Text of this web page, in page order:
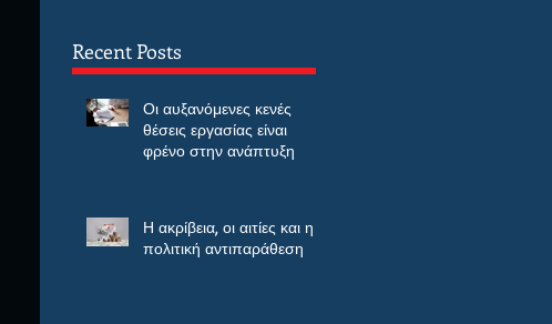
Recent Posts
Οι αυξανόμενες κενές
θέσεις εργασίας είναι
φρένο στην ανάπτυξη
Η ακρίβεια, οι αιτίες και η
πολιτική αντιπαράθεση